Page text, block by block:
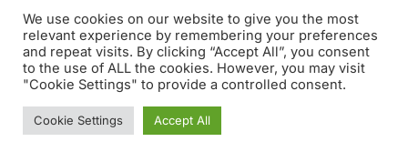
blijven. Dit garandeert dat de visuele weergave van uw
rapport consistent is over verschillende apparaten en
platforms. Het handhaven van themaconsistentie is niet
alleen belangrijk voor esthetiek, maar ook voor een
duidelijke en coherente presentatie van gegevens.
We use cookies on our website to give you the most
relevant experience by remembering your preferences
and repeat visits. By clicking “Accept All”, you consent
to the use of ALL the cookies. However, you may visit
"Cookie Settings" to provide a controlled consent.
Cookie Settings Accept All